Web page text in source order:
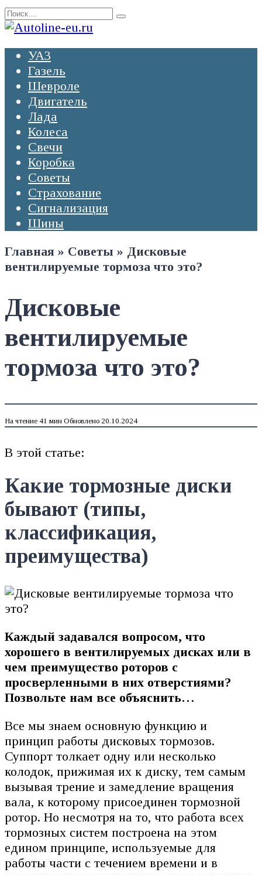
Перейти
к
Search
for:
УАЗ
Газель
Шевроле
Двигатель
Лада
Колеса
Свечи
Коробка
Советы
Страхование
Сигнализация
Шины
Главная » Советы » Дисковые
вентилируемые тормоза что это?
Дисковые
вентилируемые
тормоза что это?
На чтение 41 мин Обновлено 20.10.2024
В этой статье:
Какие тормозные диски
бывают (типы,
классификация,
преимущества)
Каждый задавался вопросом, что
хорошего в вентилируемых дисках или в
чем преимущество роторов с
просверленными в них отверстиями?
Позвольте нам все объяснить…
Все мы знаем основную функцию и
принцип работы дисковых тормозов.
Суппорт толкает одну или несколько
колодок, прижимая их к диску, тем самым
вызывая трение и замедление вращения
вала, к которому присоединен тормозной
ротор. Но несмотря на то, что работа всех
тормозных систем построена на этом
едином принципе, используемые для
работы части с течением времени и в